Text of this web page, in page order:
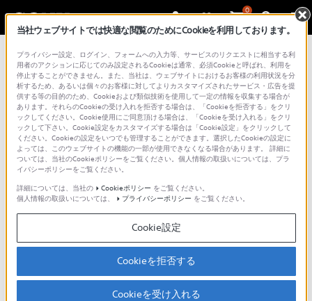
0
総合サポート・お問い合わせ DVD プレーヤー／レコーダー
DVP-FX980
当社ウェブサイトでは快適な閲覧のためにCookieを利用しております。
プライバシー設定、ログイン、フォームへの入力等、サービスのリクエストに相当する利
用者のアクションに応じてのみ設定されるCookieは通常、必須Cookieと呼ばれ、利用を
停止することができません。また、当社は、ウェブサイトにおけるお客様の利用状況を分
析するため、あるいは個々のお客様に対してよりカスタマイズされたサービス・広告を提
供する等の目的のため、Cookieおよび類似技術を使用して一定の情報を収集する場合が
あります。それらのCookieの受け入れを拒否する場合は、「Cookieを拒否する」をクリ
ックしてください。Cookie使用にご同意頂ける場合は、「Cookieを受け入れる」をクリ
ックして下さい。Cookie設定をカスタマイズする場合は「Cookie設定」をクリックして
ください。Cookieの設定をいつでも管理することができます。選択したCookieの設定に
よっては、このウェブサイトの機能の一部が使用できなくなる場合があります。 詳細に
ついては、当社のCookieポリシーをご覧ください。個人情報の取扱いについては、プラ
イバシーポリシーをご覧ください。
詳細については、当社の
Cookieポリシー をご覧ください。
個人情報の取扱いについては、
プライバシーポリシー をご覧ください。
Cookie設定
Cookieを拒否する
Cookieを受け入れる